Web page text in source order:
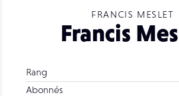
FRANCIS MESLET
Francis
Rang
Abonnés